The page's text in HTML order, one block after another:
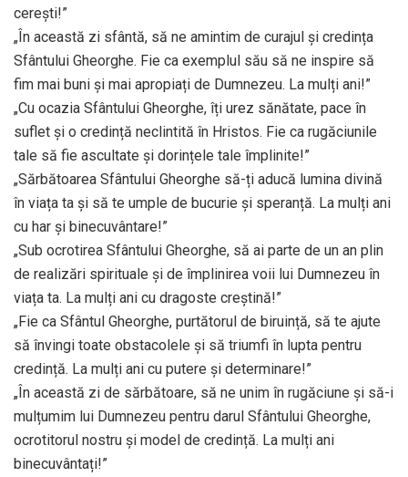
cerești!”
„În această zi sfântă, să ne amintim de curajul și credința
Sfântului Gheorghe. Fie ca exemplul său să ne inspire să
fim mai buni și mai apropiați de Dumnezeu. La mulți ani!”
„Cu ocazia Sfântului Gheorghe, îți urez sănătate, pace în
suflet și o credință neclintită în Hristos. Fie ca rugăciunile
tale să fie ascultate și dorințele tale împlinite!”
„Sărbătoarea Sfântului Gheorghe să-ți aducă lumina divină
în viața ta și să te umple de bucurie și speranță. La mulți ani
cu har și binecuvântare!”
„Sub ocrotirea Sfântului Gheorghe, să ai parte de un an plin
de realizări spirituale și de împlinirea voii lui Dumnezeu în
viața ta. La mulți ani cu dragoste creștină!”
„Fie ca Sfântul Gheorghe, purtătorul de biruință, să te ajute
să învingi toate obstacolele și să triumfi în lupta pentru
credință. La mulți ani cu putere și determinare!”
„În această zi de sărbătoare, să ne unim în rugăciune și să-i
mulțumim lui Dumnezeu pentru darul Sfântului Gheorghe,
ocrotitorul nostru și model de credință. La mulți ani
binecuvântați!”